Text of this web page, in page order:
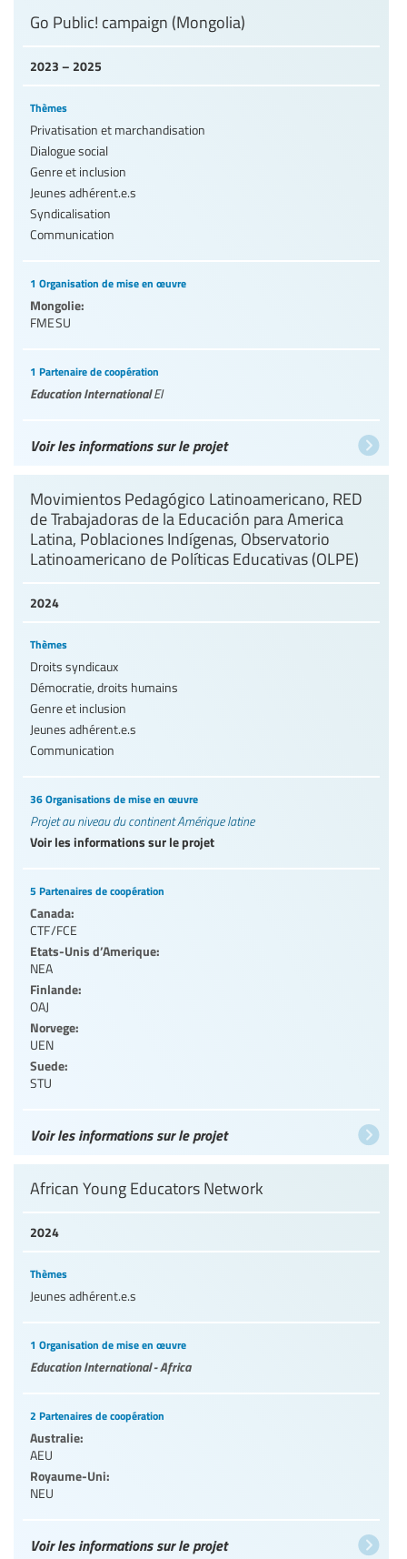
2023 – 2025
Go Public! campaign (Mongolia)
Thèmes
Privatisation et marchandisation
Dialogue social
Genre et inclusion
Jeunes adhérent.e.s
Syndicalisation
Communication
1 Organisation de mise en œuvre
Mongolie:
FMESU
1 Partenaire de coopération
Education InternationalEI
Voir les informations sur le projet
2024
Movimientos Pedagógico Latinoamericano, RED
de Trabajadoras de la Educación para America
Latina, Poblaciones Indígenas, Observatorio
Latinoamericano de Políticas Educativas (OLPE)
Thèmes
Droits syndicaux
Démocratie, droits humains
Genre et inclusion
Jeunes adhérent.e.s
Communication
36 Organisations de mise en œuvre
Projet au niveau du continent Amérique latine
Voir les informations sur le projet
5 Partenaires de coopération
Canada:
CTF/FCE
Etats-Unis d’Amerique:
NEA
Finlande:
OAJ
Norvege:
UEN
Suede:
STU
Voir les informations sur le projet
2024
African Young Educators Network
Thèmes
Jeunes adhérent.e.s
1 Organisation de mise en œuvre
Education International - Africa
2 Partenaires de coopération
Australie:
AEU
Royaume-Uni:
NEU
Voir les informations sur le projet